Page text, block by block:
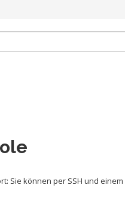
Sie können per SSH und